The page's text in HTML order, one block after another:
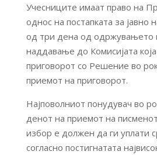
Учесниците имаат право на
однос на постапката за јавно
од три дена од одржувањето
наддавање до Комисијата
приговорот со Решение во
приемот на приговорот.
Најповолниот понудувач во
денот на приемот на
избор е должен да ги уплати
согласно постигнатата